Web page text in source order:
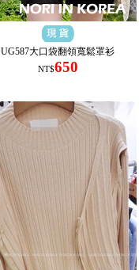
UG587大口袋翻領寬鬆罩衫
NT$650